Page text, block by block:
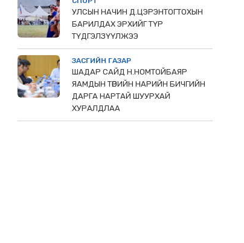
УЛСЫН НАЧИН Д.ЦЭРЭНТОГТОХЫН
БАРИЛДАХ ЭРХИЙГ ТҮР
ТҮДГЭЛЗҮҮЛЖЭЭ
ЗАСГИЙН ГАЗАР
ШАДАР САЙД Н.НОМТОЙБАЯР
ЯАМДЫН ТӨРИЙН НАРИЙН БИЧГИЙН
ДАРГА НАРТАЙ ШУУРХАЙ
ХУРАЛДЛАА